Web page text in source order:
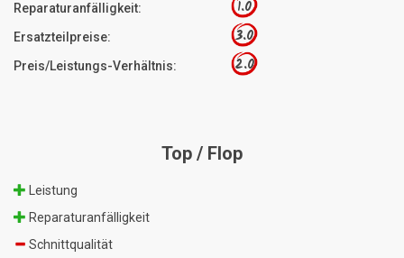
Reparaturanfälligkeit: 1.0
Ersatzteilpreise: 3.0
Preis/Leistungs-Verhältnis: 2.0
Top / Flop
Leistung
Reparaturanfälligkeit
Schnittqualität